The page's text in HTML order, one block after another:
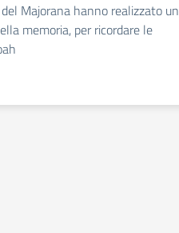
Majorana hanno realizzato un
memoria, per ricordare le